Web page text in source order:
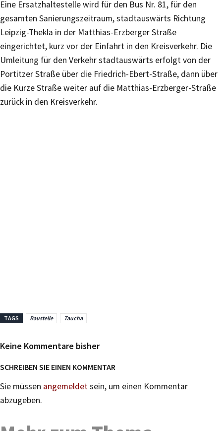
Eine Ersatzhaltestelle wird für den Bus Nr. 81, für den
gesamten Sanierungszeitraum, stadtauswärts Richtung
Leipzig-Thekla in der Matthias-Erzberger Straße
eingerichtet, kurz vor der Einfahrt in den Kreisverkehr. Die
Umleitung für den Verkehr stadtauswärts erfolgt von der
Portitzer Straße über die Friedrich-Ebert-Straße, dann über
die Kurze Straße weiter auf die Matthias-Erzberger-Straße
zurück in den Kreisverkehr.
TAGS Baustelle Taucha
Keine Kommentare bisher
SCHREIBEN SIE EINEN KOMMENTAR
Sie müssen angemeldetsein, um einen Kommentar
abzugeben.